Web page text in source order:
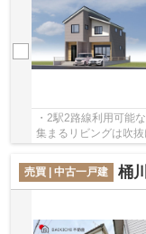
・2駅2路線利用可能
集まるリビングは吹
パントリー・納戸・
売買 | 中古一戸建
桶